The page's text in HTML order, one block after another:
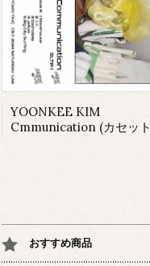
YOONKEE KIM
Cmmunication (カセット+DL)
おすすめ商品